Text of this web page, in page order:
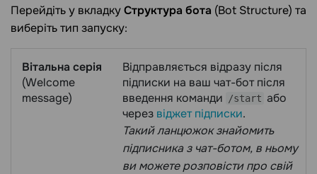
Перейдіть у вкладкуСтруктура бота (Bot Structure) та
виберіть тип запуску:
Вітальна серія
(Welcome
message)
Відправляється відразу після
підписки на ваш чат-бот після
введення команди
/start або
через віджет підписки.
Такий ланцюжок знайомить
підписника з чат-ботом, в ньому
ви можете розповісти про свій